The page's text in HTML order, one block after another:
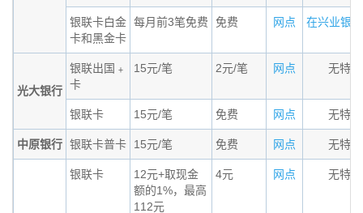
银联卡白金
卡和黑金卡
每月前3笔免费 免费 网点 在兴业银
光大银行
银联出国﹢
卡
15元/笔 2元/笔 网点 无特
银联卡 15元/笔 免费 网点 无特
中原银行 银联卡普卡 15元/笔 免费 网点 无特
银联卡
12元+取现金
额的1%，最高
112元
4元 网点 无特